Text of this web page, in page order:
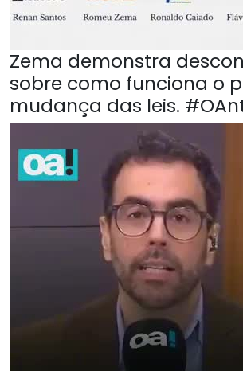
Zema demonstra
sobre como funciona o
mudança das leis.